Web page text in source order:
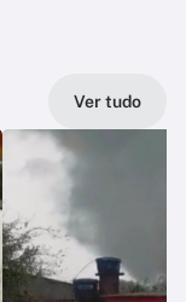
Ver tudo